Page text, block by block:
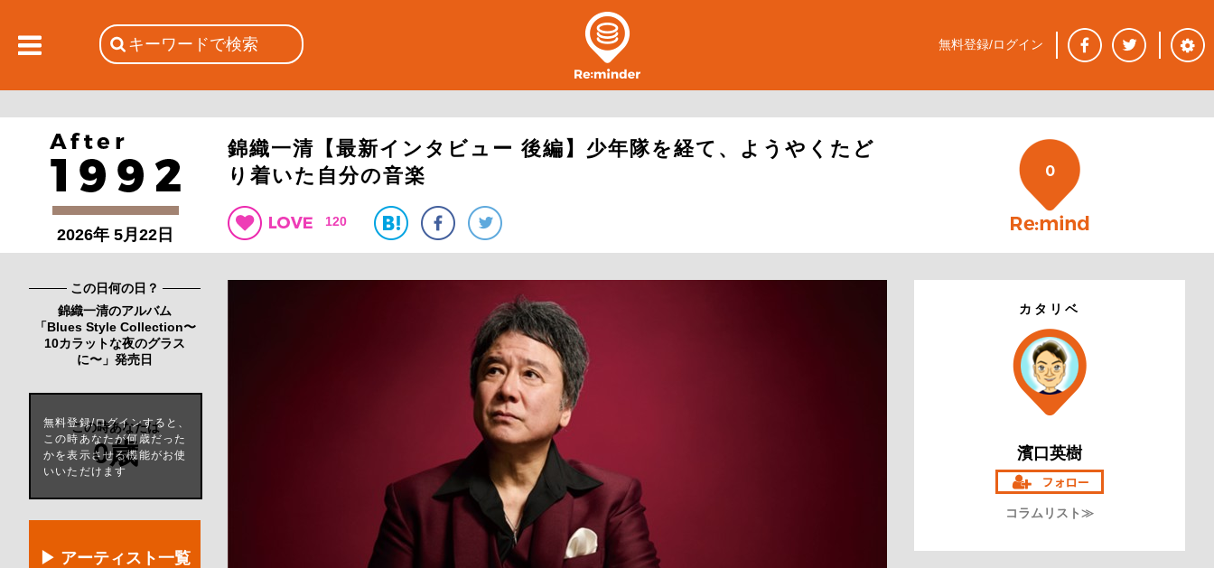
2026年 5月22日
錦織一清【最新インタビュー 後編】少年隊を経て、ようやくたど
り着いた自分の音楽
120
0
この日何の日？
錦織一清のアルバム
「Blues Style Collection〜
10カラットな夜のグラス
に〜」発売日
この時あなたは
0歳
無料登録/ログインすると、
この時あなたが何歳だった
かを表示させる機能がお使
いいただけます
▶ アーティスト一覧
カタリベ
濱口英樹
コラムリスト≫
無料登録/ログイン